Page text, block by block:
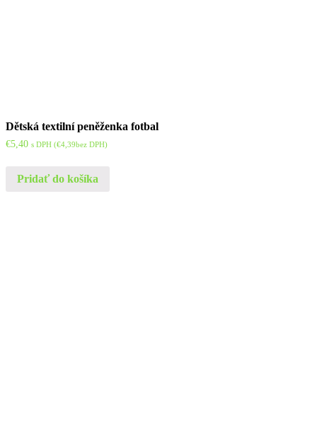
Dětská textilní peněženka fotbal
€5,40 s DPH (€4,39bez DPH)
Pridať do košíka